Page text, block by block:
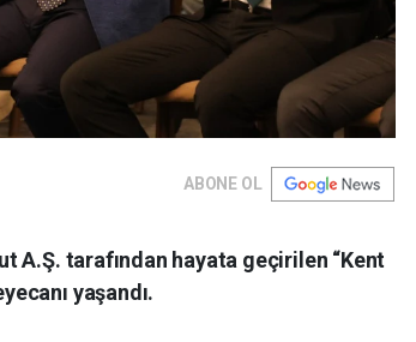
ABONE OL
A.Ş. tarafından hayata geçirilen “Kent
yaşandı.